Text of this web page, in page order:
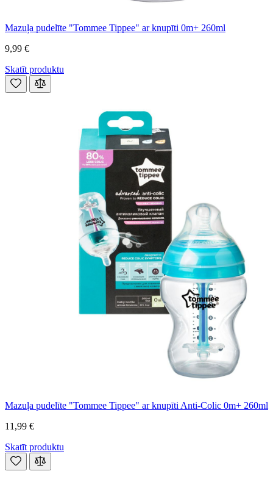
Mazuļa pudelīte "Tommee Tippee" ar knupīti 0m+ 260ml
9,99 €
Skatīt produktu
Mazuļa pudelīte "Tommee Tippee" ar knupīti Anti-Colic 0m+ 260ml
11,99 €
Skatīt produktu